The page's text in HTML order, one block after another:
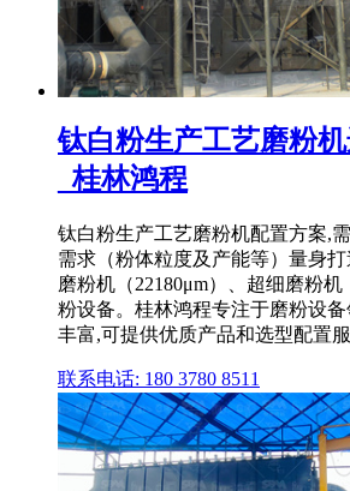
钛白粉生产工艺磨粉
_桂林鸿程
钛白粉生产工艺磨粉机配置方案,
需求（粉体粒度及产能等）量身
磨粉机（22180μm）、超细磨粉机
粉设备。桂林鸿程专注于磨粉设
丰富,可提供优质产品和选型配置
联系电话: 180 3780 8511